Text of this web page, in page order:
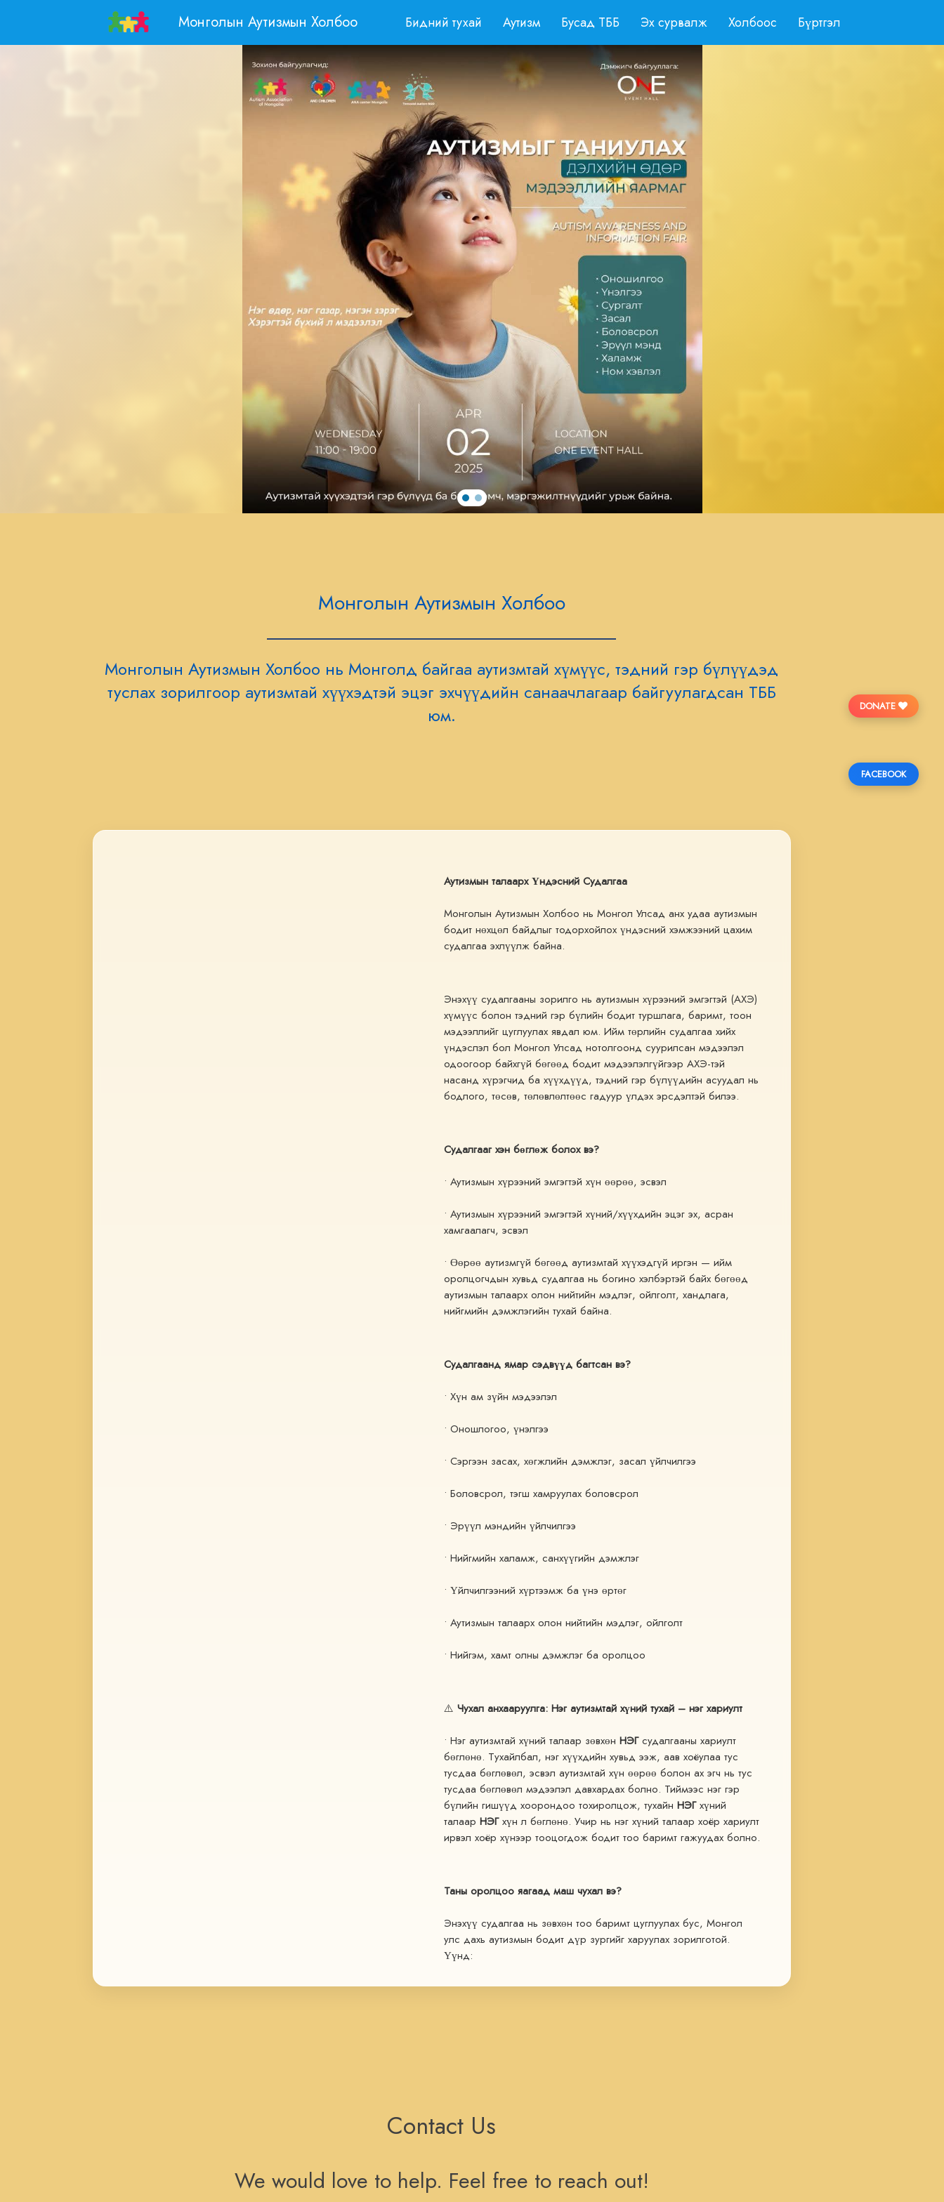
Монголын Аутизмын Холбоо Бидний тухай Аутизм Бусад ТББ Эх сурвалж Холбоос Бүртгэл
Монголын Аутизмын Холбоо
Монголын Аутизмын Холбоо нь Монголд байгаа аутизмтай хүмүүс, тэдний гэр бүлүүдэд
туслах зорилгоор аутизмтай хүүхэдтэй эцэг эхчүүдийн санаачлагаар байгуулагдсан ТББ
юм.
Аутизмын талаарх Үндэсний Судалгаа
Монголын Аутизмын Холбоо нь Монгол Улсад анх удаа аутизмын
бодит нөхцөл байдлыг тодорхойлох үндэсний хэмжээний цахим
судалгаа эхлүүлж байна.
Энэхүү судалгааны зорилго нь аутизмын хүрээний эмгэгтэй (АХЭ)
хүмүүс болон тэдний гэр бүлийн бодит туршлага, баримт, тоон
мэдээллийг цуглуулах явдал юм. Ийм төрлийн судалгаа хийх
үндэслэл бол Монгол Улсад нотолгоонд суурилсан мэдээлэл
одоогоор байхгүй бөгөөд бодит мэдээлэлгүйгээр АХЭ-тэй
насанд хүрэгчид ба хүүхдүүд, тэдний гэр бүлүүдийн асуудал нь
бодлого, төсөв, төлөвлөлтөөс гадуур үлдэх эрсдэлтэй билээ.
Судалгааг хэн бөглөж болох вэ?
• Аутизмын хүрээний эмгэгтэй хүн өөрөө, эсвэл
• Аутизмын хүрээний эмгэгтэй хүний/хүүхдийн эцэг эх, асран
хамгаалагч, эсвэл
• Өөрөө аутизмгүй бөгөөд аутизмтай хүүхэдгүй иргэн — ийм
оролцогчдын хувьд судалгаа нь богино хэлбэртэй байх бөгөөд
аутизмын талаарх олон нийтийн мэдлэг, ойлголт, хандлага,
нийгмийн дэмжлэгийн тухай байна.
Судалгаанд ямар сэдвүүд багтсан вэ?
• Хүн ам зүйн мэдээлэл
• Оношлогоо, үнэлгээ
• Сэргээн засах, хөгжлийн дэмжлэг, засал үйлчилгээ
• Боловсрол, тэгш хамруулах боловсрол
• Эрүүл мэндийн үйлчилгээ
• Нийгмийн халамж, санхүүгийн дэмжлэг
• Үйлчилгээний хүртээмж ба үнэ өртөг
• Аутизмын талаарх олон нийтийн мэдлэг, ойлголт
• Нийгэм, хамт олны дэмжлэг ба оролцоо
⚠️ Чухал анхааруулга: Нэг аутизмтай хүний тухай – нэг хариулт
• Нэг аутизмтай хүний талаар зөвхөн НЭГ судалгааны хариулт
бөглөнө. Тухайлбал, нэг хүүхдийн хувьд ээж, аав хоёулаа тус
тусдаа бөглөвөл, эсвэл аутизмтай хүн өөрөө болон ах эгч нь тус
тусдаа бөглөвөл мэдээлэл давхардах болно. Тиймээс нэг гэр
бүлийн гишүүд хоорондоо тохиролцож, тухайн НЭГ хүний
талаар НЭГ хүн л бөглөнө. Учир нь нэг хүний талаар хоёр хариулт
ирвэл хоёр хүнээр тооцогдож бодит тоо баримт гажуудах болно.
Таны оролцоо яагаад маш чухал вэ?
Энэхүү судалгаа нь зөвхөн тоо баримт цуглуулах бус, Монгол
улс дахь аутизмын бодит дүр зургийг харуулах зорилготой.
Үүнд:
• Гэр бүлүүд ямар бэрхшээлтэй тулгарч байна вэ?
Та энэхүү судалгаанд оролцсоноор:
Contact Us
We would love to help. Feel free to reach out!
DONATE
FACEBOOK